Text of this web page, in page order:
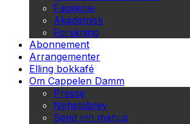
Fagskole
Akademisk
Forskning
Abonnement
Arrangementer
Elling bokkafé
Om Cappelen Damm
Presse
Nyhetsbrev
Send inn manus